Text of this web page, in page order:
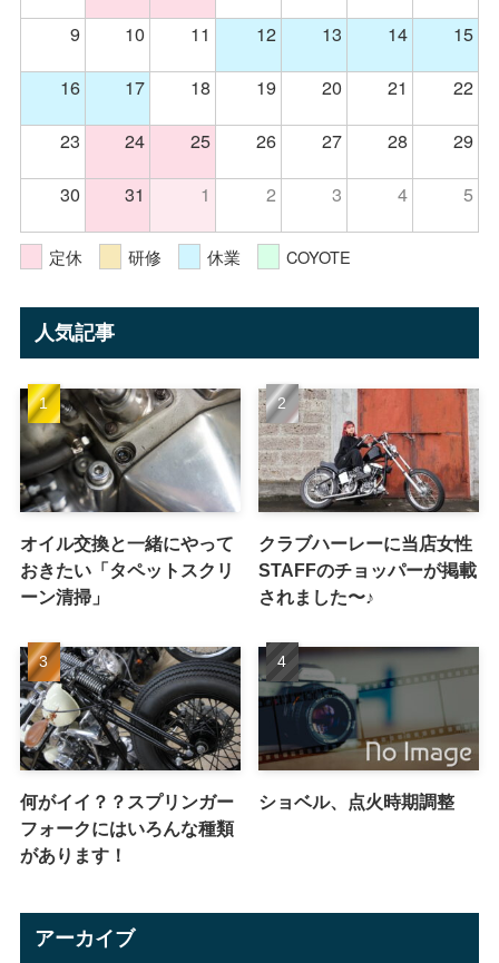
9
10 11 12 13 14
15
16
17 18 19 20 21
22
23
24 25 26 27 28
29
30
31 1 2 3 4 5
定休 研修 休業 COYOTE
人気記事
オイル交換と一緒にやって
おきたい「タペットスクリ
ーン清掃」
クラブハーレーに当店女性
STAFFのチョッパーが掲載
されました〜♪
何がイイ？？スプリンガー
フォークにはいろんな種類
があります！
ショベル、点火時期調整
アーカイブ